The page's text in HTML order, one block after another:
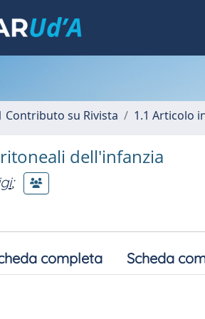
Contributo su Rivista 1.1 Articolo
dell'infanzia
;
completa Scheda